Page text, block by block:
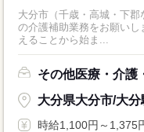
大分市（千歳・高城・下
の介護補助業務をお願いします。 まずは、利用者さん
えることから始ま...
その他医療・介護
大分県大分市/大分
時給1,100円～1,375